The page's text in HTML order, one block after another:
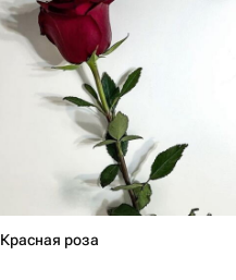
Красная роза